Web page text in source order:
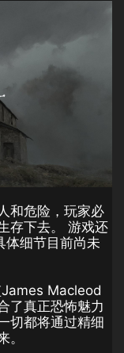
和危险，玩家必
存下去。 游戏还
体细节目前尚未
Macleod
了真正恐怖魅力
切都将通过精细
。